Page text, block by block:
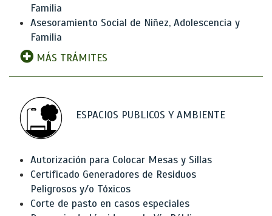
Familia
Asesoramiento Social de Niñez, Adolescencia y
Familia
MÁS TRÁMITES
ESPACIOS PUBLICOS Y AMBIENTE
Autorización para Colocar Mesas y Sillas
Certificado Generadores de Residuos
Peligrosos y/o Tóxicos
Corte de pasto en casos especiales